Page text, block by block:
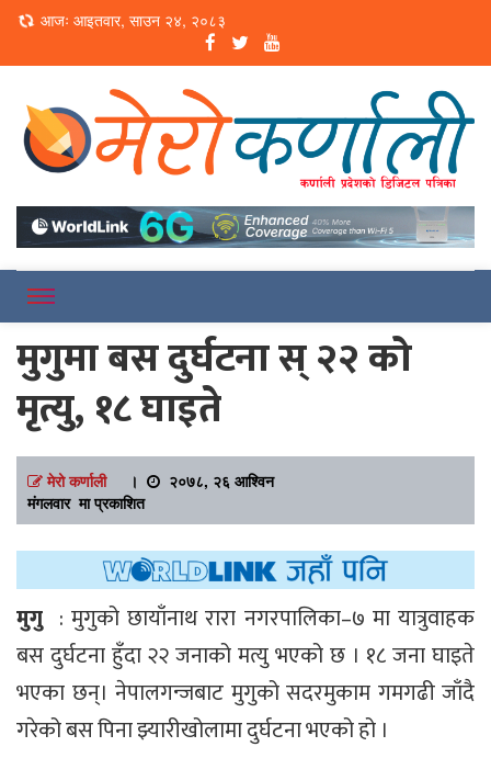
Loading...
आजः आइतवार, साउन २४, २०८३
Merokarnali
मुगुमा बस दुर्घटना स् २२ को
मृत्यु, १८ घाइते
मेरो कर्णाली।
२०७८, २६ आश्विन
मंगलवार मा प्रकाशित
मुगु: मुगुको छायाँनाथ रारा नगरपालिका–७ मा यात्रुवाहक
बस दुर्घटना हुँदा २२ जनाको मत्यु भएको छ । १८ जना घाइते
भएका छन्। नेपालगन्जबाट मुगुको सदरमुकाम गमगढी जाँदै
गरेको बस पिना झ्यारीखोलामा दुर्घटना भएको हो ।